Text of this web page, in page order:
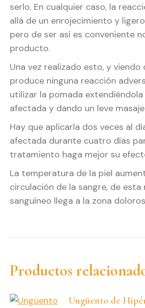
serlo. En cualquier caso, la
allá de un enrojecimiento y
pero de ser así es conveniente
producto.
Una vez realizado esto, y viendo
produce ninguna reacción
utilizar la pomada
afectada y dando un leve
Hay que aplicarla dos veces al
afectada durante cuatro días
tratamiento haga mejor su
La temperatura de la piel
circulación de la sangre, de esta
sanguíneo llega a la zona
Productos
Ungüento de